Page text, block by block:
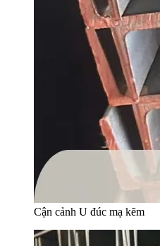
Cận cảnh U đúc mạ kẽm